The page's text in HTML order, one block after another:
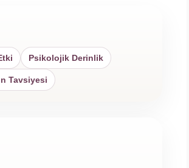
Psikolojik Derinlik
Tavsiyesi